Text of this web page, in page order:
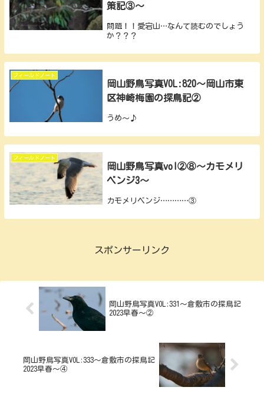
策記③～
問題！！愛宕山…なんて読むのでしょう
か？？？
フィールドノート
岡山野鳥写真VOL:820～岡山市東
区神崎梅園の探鳥記②
うめ～♪
フィールドノート
岡山野鳥写真vol②⑧～カモメリ
ベンジ3～
カモメリベンジ…………③
スポンサーリンク
岡山野鳥写真VOL:331～倉敷市の探鳥記
2023早春～②
岡山野鳥写真VOL:333～倉敷市の探鳥記
2023早春～④